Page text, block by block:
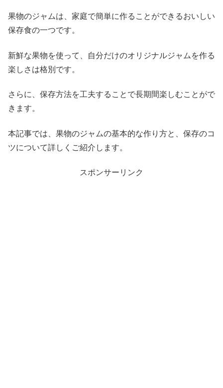
果物のジャムは、家庭で簡単に作ることができるおいしい
保存食の一つです。
新鮮な果物を使って、自分だけのオリジナルジャムを作る
楽しさは格別です。
さらに、保存方法を工夫することで長期間楽しむことがで
きます。
本記事では、果物のジャムの基本的な作り方と、保存のコ
ツについて詳しくご紹介します。
スポンサーリンク